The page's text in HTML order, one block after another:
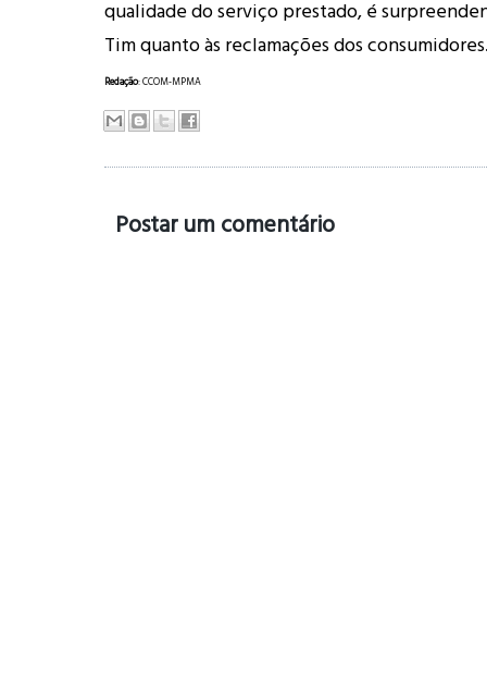
qualidade do serviço prestado, é
Tim quanto às reclamações dos
Redação: CCOM-MPMA
Postar um comentário